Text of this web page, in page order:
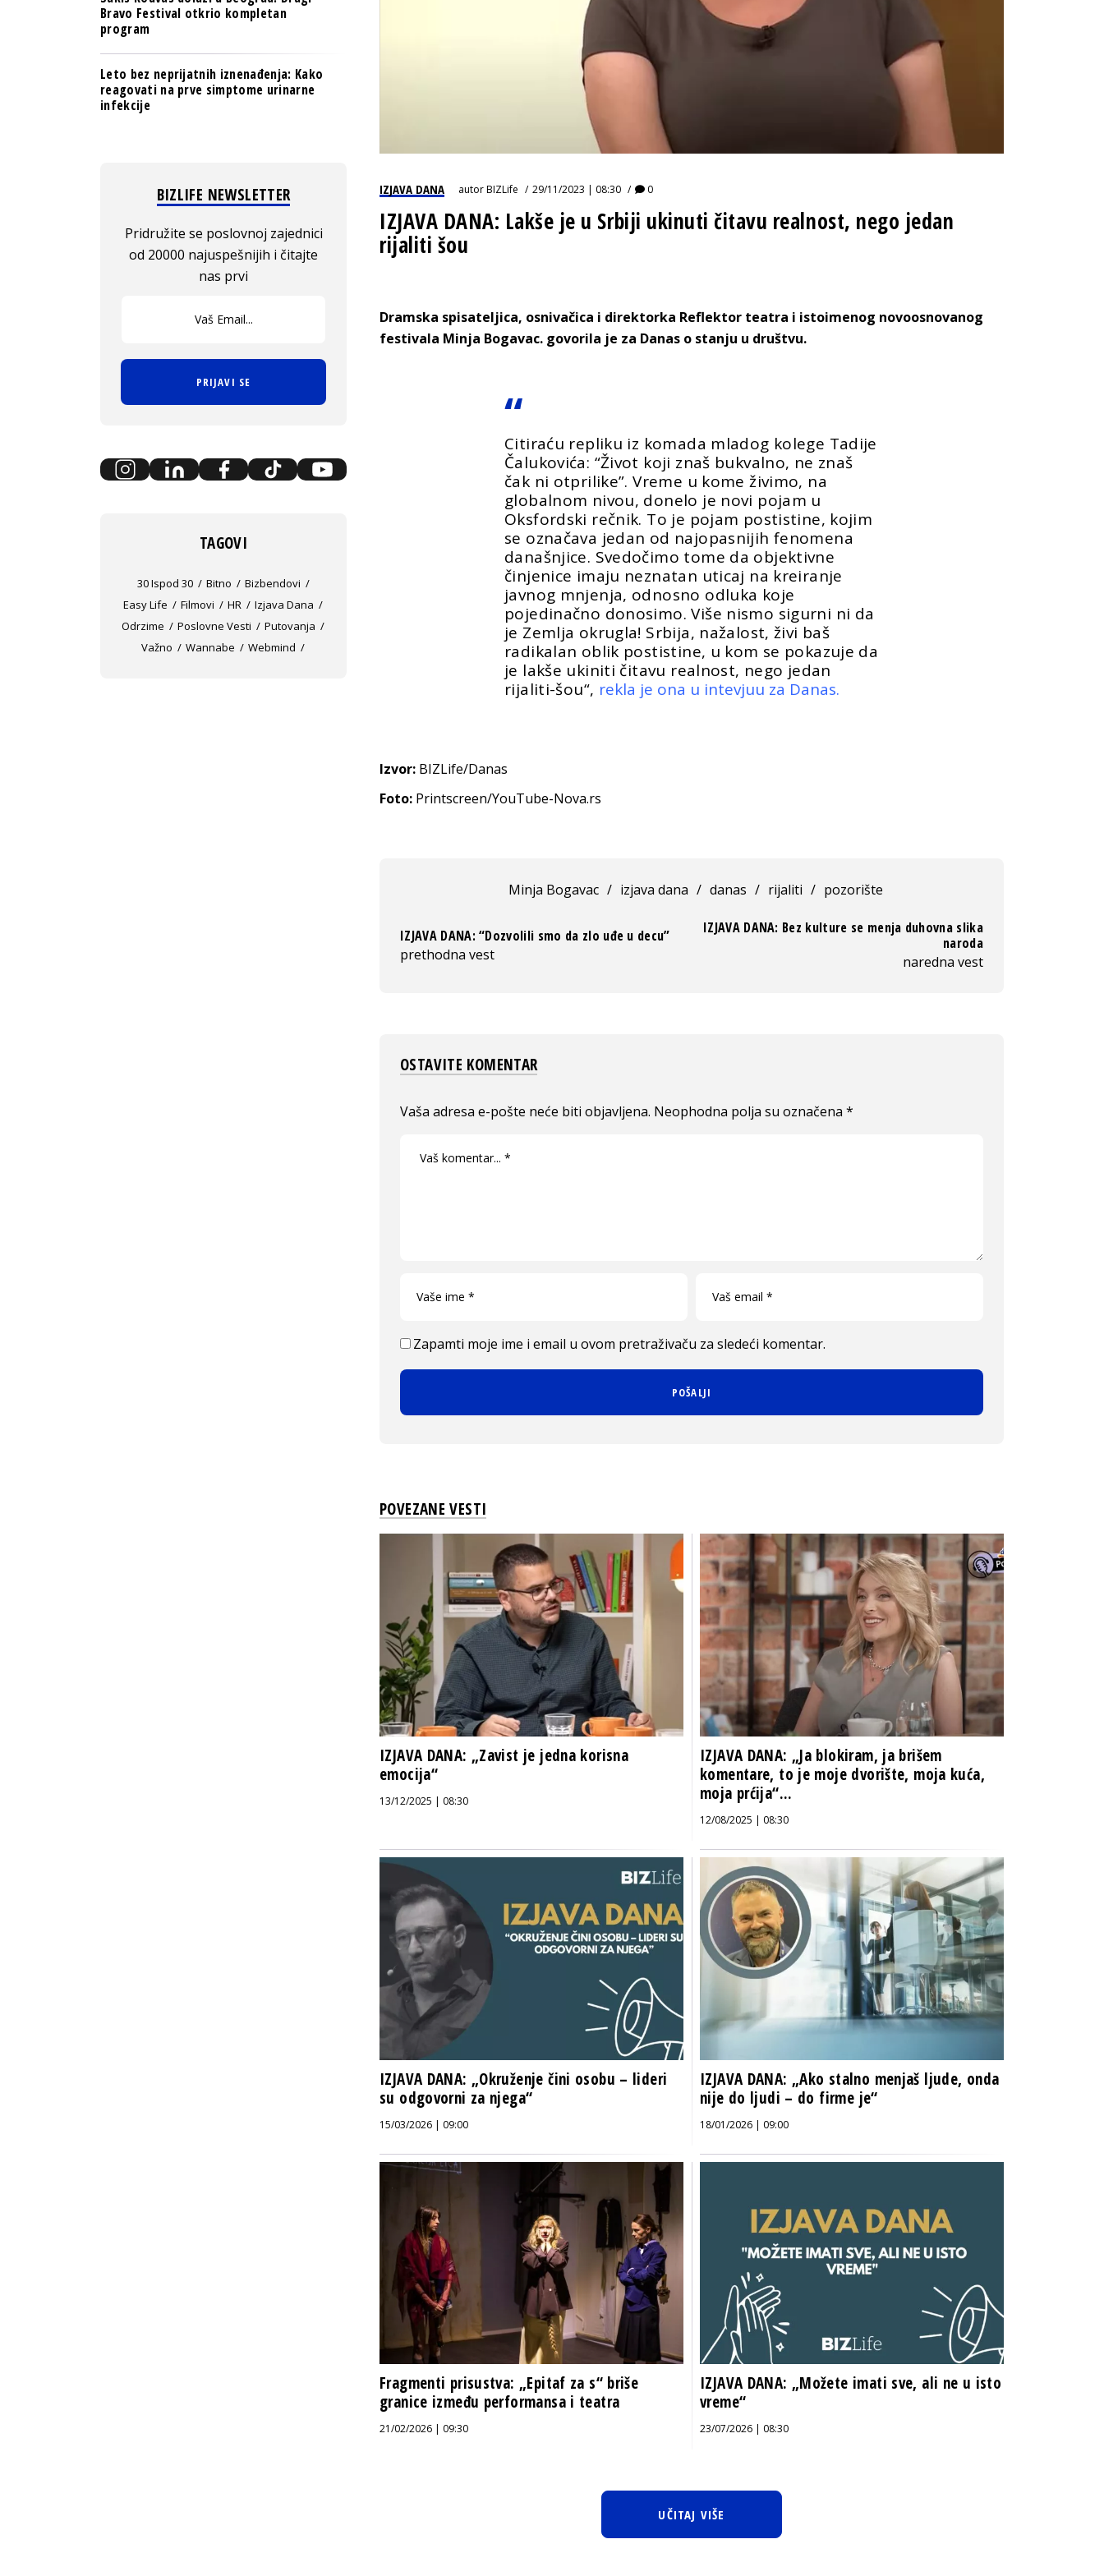
IZJAVA DANA autorBIZLife 29/11/2023 | 08:30 0
IZJAVA DANA: Lakše je u Srbiji ukinuti čitavu realnost, nego jedan
rijaliti šou
Dramska spisateljica, osnivačica i direktorka Reflektor teatra i istoimenog novoosnovanog
festivala Minja Bogavac. govorila je za Danas o stanju u društvu.
Citiraću repliku iz komada mladog kolege Tadije
Čalukovića: “Život koji znaš bukvalno, ne znaš
čak ni otprilike”. Vreme u kome živimo, na
globalnom nivou, donelo je novi pojam u
Oksfordski rečnik. To je pojam postistine, kojim
se označava jedan od najopasnijih fenomena
današnjice. Svedočimo tome da objektivne
činjenice imaju neznatan uticaj na kreiranje
javnog mnjenja, odnosno odluka koje
pojedinačno donosimo. Više nismo sigurni ni da
je Zemlja okrugla! Srbija, nažalost, živi baš
radikalan oblik postistine, u kom se pokazuje da
je lakše ukiniti čitavu realnost, nego jedan
rijaliti-šou“, rekla je ona u intevjuu za Danas.
Izvor: BIZLife/Danas
Foto: Printscreen/YouTube-Nova.rs
Minja Bogavac / izjava dana / danas / rijaliti / pozorište
IZJAVA DANA: “Dozvolili smo da zlo uđe u decu”
prethodna vest
IZJAVA DANA: Bez kulture se menja duhovna slika
naroda
naredna vest
OSTAVITE KOMENTAR
Vaša adresa e-pošte neće biti objavljena. Neophodna polja su označena *
Zapamti moje ime i email u ovom pretraživaču za sledeći komentar.
POVEZANE VESTI
IZJAVA DANA: „Zavist je jedna korisna
emocija“
13/12/2025 | 08:30
IZJAVA DANA: „Ja blokiram, ja brišem
komentare, to je moje dvorište, moja kuća,
moja prćija“...
12/08/2025 | 08:30
IZJAVA DANA: „Okruženje čini osobu – lideri
su odgovorni za njega“
15/03/2026 | 09:00
IZJAVA DANA: „Ako stalno menjaš ljude, onda
nije do ljudi – do firme je“
18/01/2026 | 09:00
Fragmenti prisustva: „Epitaf za s“ briše
granice između performansa i teatra
21/02/2026 | 09:30
IZJAVA DANA: „Možete imati sve, ali ne u isto
vreme“
23/07/2026 | 08:30
UČITAJ VIŠE
Bravo Festival otkrio kompletan
program
Leto bez neprijatnih iznenađenja: Kako
reagovati na prve simptome urinarne
infekcije
BIZLIFE NEWSLETTER
Pridružite se poslovnoj zajednici
od 20000 najuspešnijih i čitajte
nas prvi
PRIJAVI SE
TAGOVI
30 Ispod 30 Bitno
Bizbendovi
Easy Life
Filmovi HR
Izjava Dana
Odrzime
Poslovne Vesti
Putovanja
Važno
Wannabe Webmind